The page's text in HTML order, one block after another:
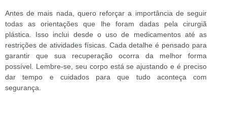
Antes de mais nada, quero reforçar a importância de seguir
todas as orientações que lhe foram dadas pela cirurgiã
plástica. Isso inclui desde o uso de medicamentos até as
restrições de atividades físicas. Cada detalhe é pensado para
garantir que sua recuperação ocorra da melhor forma
possível. Lembre-se, seu corpo está se ajustando e é preciso
dar tempo e cuidados para que tudo aconteça com
segurança.